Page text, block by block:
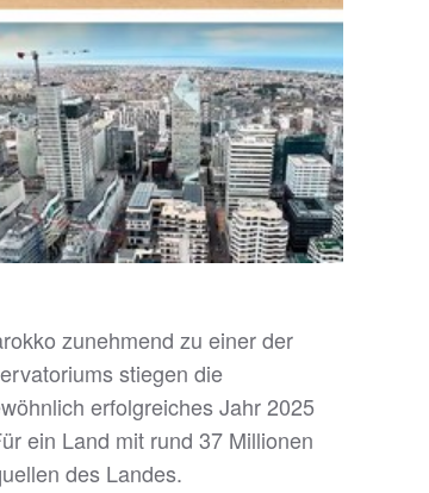
zunehmend zu einer der
stiegen die
erfolgreiches Jahr 2025
ein Land mit rund 37 Millionen
des Landes.